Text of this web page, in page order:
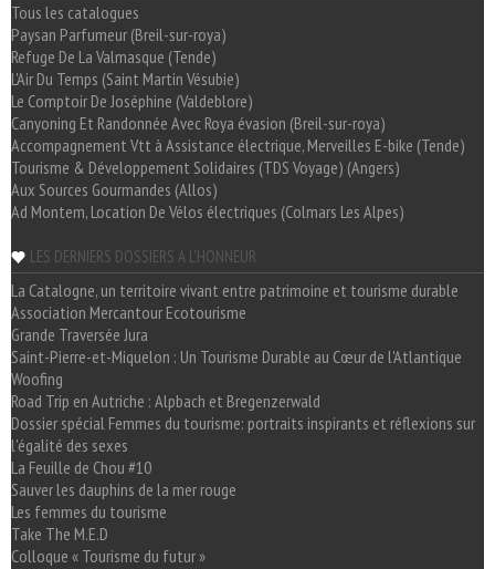
Tous les catalogues
Paysan Parfumeur (Breil-sur-roya)
Refuge De La Valmasque (Tende)
L'Air Du Temps (Saint Martin Vésubie)
Le Comptoir De Joséphine (Valdeblore)
Canyoning Et Randonnée Avec Roya évasion (Breil-sur-roya)
Accompagnement Vtt à Assistance électrique, Merveilles E-bike (Tende)
Tourisme & Développement Solidaires (TDS Voyage) (Angers)
Aux Sources Gourmandes (Allos)
Ad Montem, Location De Vélos électriques (Colmars Les Alpes)
LES DERNIERS DOSSIERS A L'HONNEUR
La Catalogne, un territoire vivant entre patrimoine et tourisme durable
Association Mercantour Ecotourisme
Grande Traversée Jura
Saint-Pierre-et-Miquelon : Un Tourisme Durable au Cœur de l'Atlantique
Woofing
Road Trip en Autriche : Alpbach et Bregenzerwald
Dossier spécial Femmes du tourisme: portraits inspirants et réflexions sur
l'égalité des sexes
La Feuille de Chou #10
Sauver les dauphins de la mer rouge
Les femmes du tourisme
Take The M.E.D
Colloque « Tourisme du futur »